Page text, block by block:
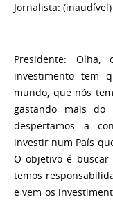
Jornalista: (inaudível)
Presidente: Olha,
investimento tem
mundo, que nós
gastando mais do
despertamos a
investir num País
O objetivo é
temos
e vem os